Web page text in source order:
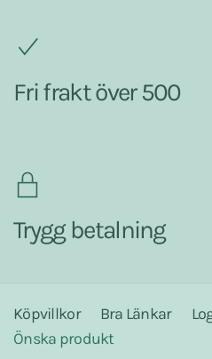
Fri frakt över 500
Trygg betalning
Köpvillkor Bra Länkar
Önska produkt